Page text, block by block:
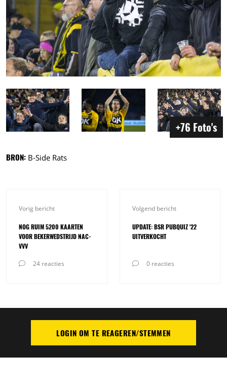
+76 Foto's
BRON: B-Side Rats
Vorig bericht
NOG RUIM 5200 KAARTEN
VOOR BEKERWEDSTRIJD NAC-
VVV
24 reacties
Volgend bericht
UPDATE: BSR PUBQUIZ '22
UITVERKOCHT
0 reacties
PLAATS REACTIELOGIN OM TE REAGEREN/STEMMEN